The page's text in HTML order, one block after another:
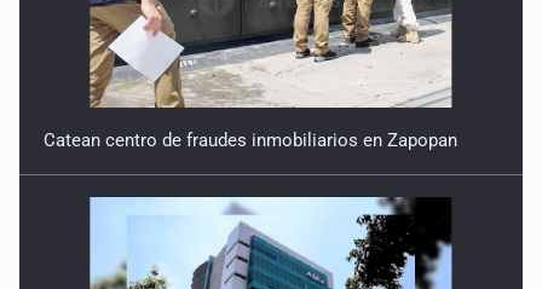
Catean centro de fraudes inmobiliarios en Zapopan